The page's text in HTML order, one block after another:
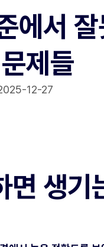
에서
제들
12-27
생기